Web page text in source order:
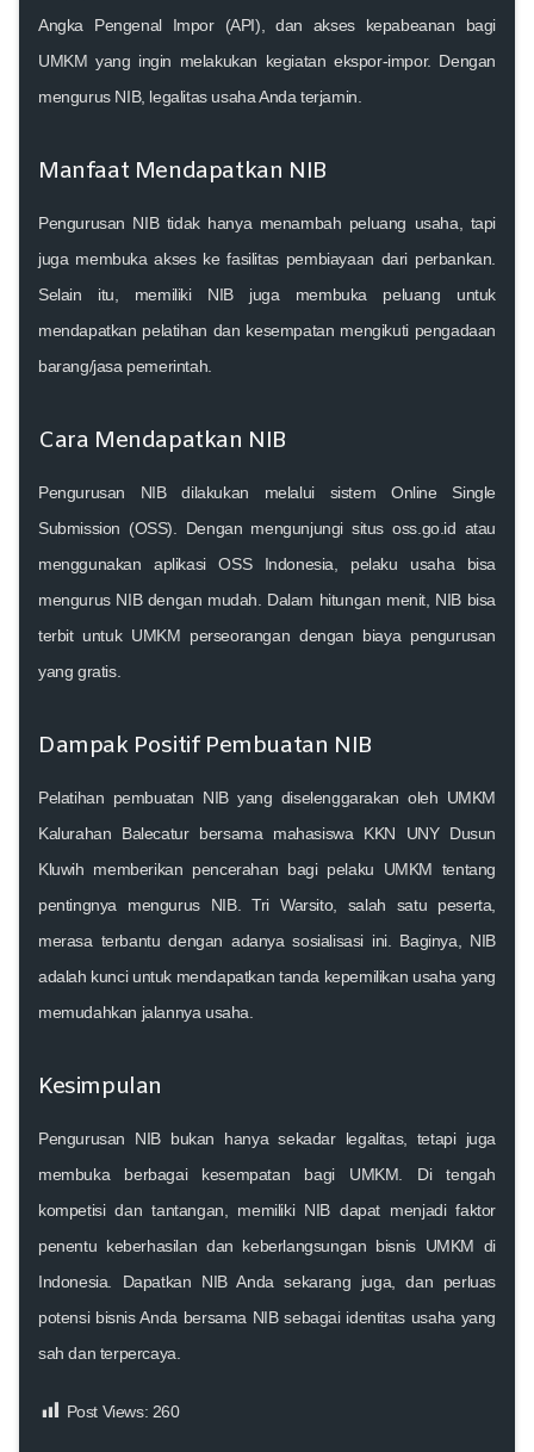
Angka Pengenal Impor (API), dan akses kepabeanan bagi
UMKM yang ingin melakukan kegiatan ekspor-impor. Dengan
mengurus NIB, legalitas usaha Anda terjamin.
Manfaat Mendapatkan NIB
Pengurusan NIB tidak hanya menambah peluang usaha, tapi
juga membuka akses ke fasilitas pembiayaan dari perbankan.
Selain itu, memiliki NIB juga membuka peluang untuk
mendapatkan pelatihan dan kesempatan mengikuti pengadaan
barang/jasa pemerintah.
Cara Mendapatkan NIB
Pengurusan NIB dilakukan melalui sistem Online Single
Submission (OSS). Dengan mengunjungi situs oss.go.id atau
menggunakan aplikasi OSS Indonesia, pelaku usaha bisa
mengurus NIB dengan mudah. Dalam hitungan menit, NIB bisa
terbit untuk UMKM perseorangan dengan biaya pengurusan
yang gratis.
Dampak Positif Pembuatan NIB
Pelatihan pembuatan NIB yang diselenggarakan oleh UMKM
Kalurahan Balecatur bersama mahasiswa KKN UNY Dusun
Kluwih memberikan pencerahan bagi pelaku UMKM tentang
pentingnya mengurus NIB. Tri Warsito, salah satu peserta,
merasa terbantu dengan adanya sosialisasi ini. Baginya, NIB
adalah kunci untuk mendapatkan tanda kepemilikan usaha yang
memudahkan jalannya usaha.
Kesimpulan
Pengurusan NIB bukan hanya sekadar legalitas, tetapi juga
membuka berbagai kesempatan bagi UMKM. Di tengah
kompetisi dan tantangan, memiliki NIB dapat menjadi faktor
penentu keberhasilan dan keberlangsungan bisnis UMKM di
Indonesia. Dapatkan NIB Anda sekarang juga, dan perluas
potensi bisnis Anda bersama NIB sebagai identitas usaha yang
sah dan terpercaya.
Post Views: 260